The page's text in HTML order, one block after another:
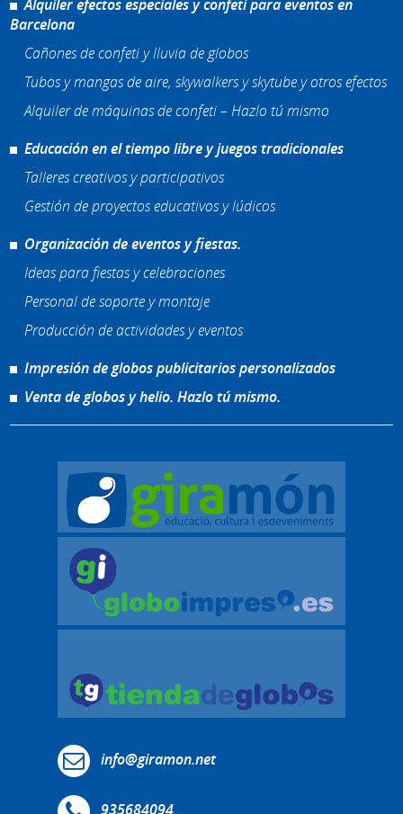
Alquiler efectos especiales y confeti para eventos en
Barcelona
Cañones de confeti y lluvia de globos
Tubos y mangas de aire, skywalkers y skytube y otros efectos
Alquiler de máquinas de confeti – Hazlo tú mismo
Educación en el tiempo libre y juegos tradicionales
Talleres creativos y participativos
Gestión de proyectos educativos y lúdicos
Organización de eventos y fiestas.
Ideas para fiestas y celebraciones
Personal de soporte y montaje
Producción de actividades y eventos
Impresión de globos publicitarios personalizados
Venta de globos y helio. Hazlo tú mismo.
info@giramon.net
935684094